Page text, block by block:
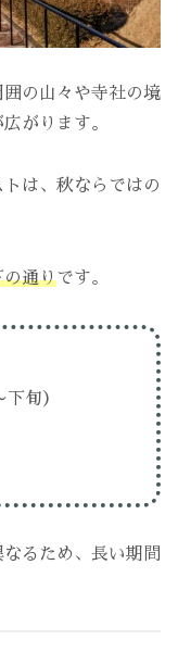
の山々や寺社の境
がります。
は、秋ならではの
の通りです。
旬）
るため、長い期間